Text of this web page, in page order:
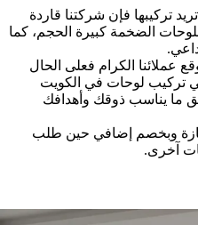
تركيبها فإن شركتنا قاردة
الضخمة كبيرة الحجم، كما
عملائنا الكرام فعلى الحال
تركيب لوحات في الكويت
ما يناسب ذوقك وأهدافك
وبخصم إضافي حين طلب
آخرى.